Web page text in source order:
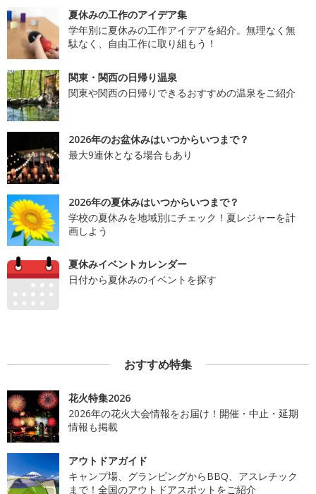
夏休みの工作のアイデア集
学年別に夏休みの工作アイデアを紹介。無理なく無
駄なく、自由工作に取り組もう！
関東・関西の日帰り温泉
関東や関西の日帰りできるおすすめの温泉をご紹介
2026年のお盆休みはいつからいつまで？
最大9連休となる場合もあり
2026年の夏休みはいつからいつまで？
学校の夏休みを地域別にチェック！夏レジャーを計
画しよう
夏休みイベントカレンダー
日付から夏休みのイベントを探す
おすすめ特集
花火特集2026
2026年の花火大会情報をお届け！開催・中止・延期
情報も掲載
アウトドアガイド
キャンプ場、グランピングからBBQ、アスレチック
まで！全国のアウトドアスポットをご紹介